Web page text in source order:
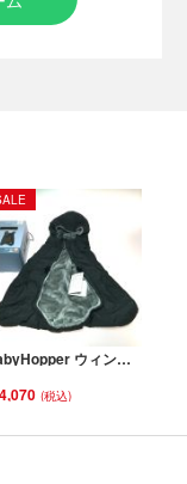
のお客様に評価を
えください。
トにご注意くださ
ださい。
BabyHopper ウィンターカバー グレー マルチプル防寒ケープ タグ付 未使用品 Sランク